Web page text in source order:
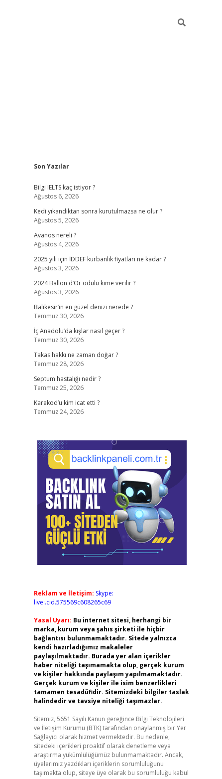
Sidebar
Son Yazılar
Bilgi IELTS kaç istiyor ?
Ağustos 6, 2026
Kedi yıkandıktan sonra kurutulmazsa ne olur ?
Ağustos 5, 2026
Avanos nereli ?
Ağustos 4, 2026
2025 yılı için İDDEF kurbanlık fiyatları ne kadar ?
Ağustos 3, 2026
2024 Ballon d’Or ödülü kime verilir ?
Ağustos 3, 2026
Balıkesir’in en güzel denizi nerede ?
Temmuz 30, 2026
İç Anadolu’da kışlar nasıl geçer ?
Temmuz 30, 2026
Takas hakkı ne zaman doğar ?
Temmuz 28, 2026
Septum hastalığı nedir ?
Temmuz 25, 2026
Karekod’u kim icat etti ?
Temmuz 24, 2026
Reklam ve İletişim: Skype:
live:.cid.575569c608265c69
Yasal Uyarı: Bu internet sitesi, herhangi bir
marka, kurum veya şahıs şirketi ile hiçbir
bağlantısı bulunmamaktadır. Sitede yalnızca
kendi hazırladığımız makaleler
paylaşılmaktadır. Burada yer alan içerikler
haber niteliği taşımamakta olup, gerçek kurum
ve kişiler hakkında paylaşım yapılmamaktadır.
Gerçek kurum ve kişiler ile isim benzerlikleri
tamamen tesadüfidir. Sitemizdeki bilgiler taslak
halindedir ve tavsiye niteliği taşımazlar.
Sitemiz, 5651 Sayılı Kanun gereğince Bilgi Teknolojileri
ve İletişim Kurumu (BTK) tarafından onaylanmış bir Yer
Sağlayıcı olarak hizmet vermektedir. Bu nedenle,
sitedeki içerikleri proaktif olarak denetleme veya
araştırma yükümlülüğümüz bulunmamaktadır. Ancak,
üyelerimiz yazdıkları içeriklerin sorumluluğunu
taşımakta olup, siteye üye olarak bu sorumluluğu kabul
ilbetbetciBetexper giriş adresi